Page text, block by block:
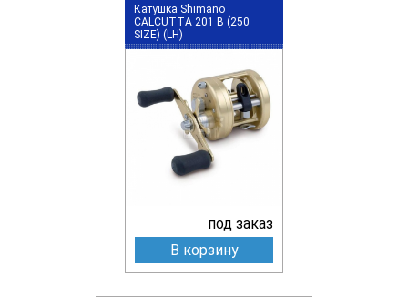
Катушка Shimano
CALCUTTA 201 B (250
SIZE) (LH)
под заказ
В корзину